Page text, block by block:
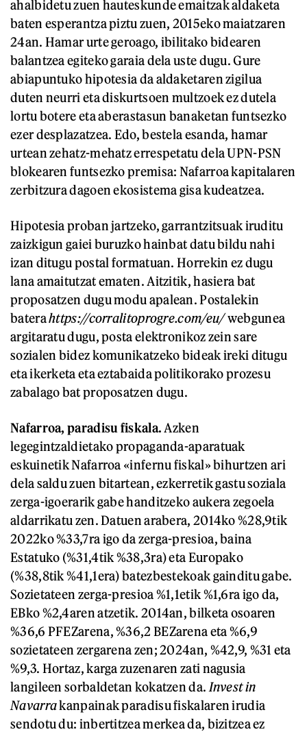
ahalbidetu zuen hauteskunde emaitzak aldaketa
baten esperantza piztu zuen, 2015eko maiatzaren
24an. Hamar urte geroago, ibilitako bidearen
balantzea egiteko garaia dela uste dugu. Gure
abiapuntuko hipotesia da aldaketaren zigilua
duten neurri eta diskurtsoen multzoek ez dutela
lortu botere eta aberastasun banaketan funtsezko
ezer desplazatzea. Edo, bestela esanda, hamar
urtean zehatz-mehatz errespetatu dela UPN-PSN
blokearen funtsezko premisa: Nafarroa kapitalaren
zerbitzura dagoen ekosistema gisa kudeatzea.
Hipotesia proban jartzeko, garrantzitsuak iruditu
zaizkigun gaiei buruzko hainbat datu bildu nahi
izan ditugu postal formatuan. Horrekin ez dugu
lana amaitutzat ematen. Aitzitik, hasiera bat
proposatzen dugu modu apalean. Postalekin
baterahttps://corralitoprogre.com/eu/webgunea
argitaratu dugu, posta elektronikoz zein sare
sozialen bidez komunikatzeko bideak ireki ditugu
eta ikerketa eta eztabaida politikorako prozesu
zabalago bat proposatzen dugu.
Nafarroa, paradisu fiskala. Azken
legegintzaldietako propaganda-aparatuak
eskuinetik Nafarroa «infernu fiskal» bihurtzen ari
dela saldu zuen bitartean, ezkerretik gastu soziala
zerga-igoerarik gabe handitzeko aukera zegoela
aldarrikatu zen. Datuen arabera, 2014ko %28,9tik
2022ko %33,7ra igo da zerga-presioa, baina
Estatuko (%31,4tik %38,3ra) eta Europako
(%38,8tik %41,1era) batezbestekoak gainditu gabe.
Sozietateen zerga-presioa %1,1etik %1,6ra igo da,
EBko %2,4aren atzetik. 2014an, bilketa osoaren
%36,6 PFEZarena, %36,2 BEZarena eta %6,9
sozietateen zergarena zen; 2024an, %42,9, %31 eta
%9,3. Hortaz, karga zuzenaren zati nagusia
langileen sorbaldetan kokatzen da. Invest in
Navarrakanpainak paradisu fiskalaren irudia
sendotu du: inbertitzea merkea da, bizitzea ez